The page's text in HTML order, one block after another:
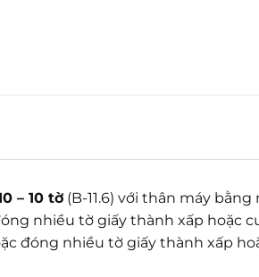
– 10 tờ (B-11.6) với thân máy
nhiều tờ giấy thành xấp hoặc
đóng nhiều tờ giấy thành xấp